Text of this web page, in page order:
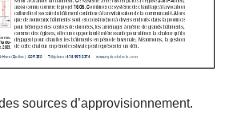
sources d’approvisionnement.